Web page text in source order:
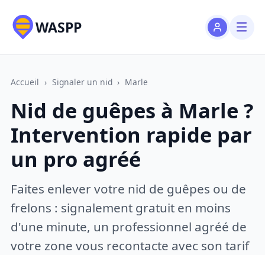
WASPP
Accueil › Signaler un nid › Marle
Nid de guêpes à Marle ?
Intervention rapide par
un pro agréé
Faites enlever votre nid de guêpes ou de
frelons : signalement gratuit en moins
d'une minute, un professionnel agréé de
votre zone vous recontacte avec son tarif